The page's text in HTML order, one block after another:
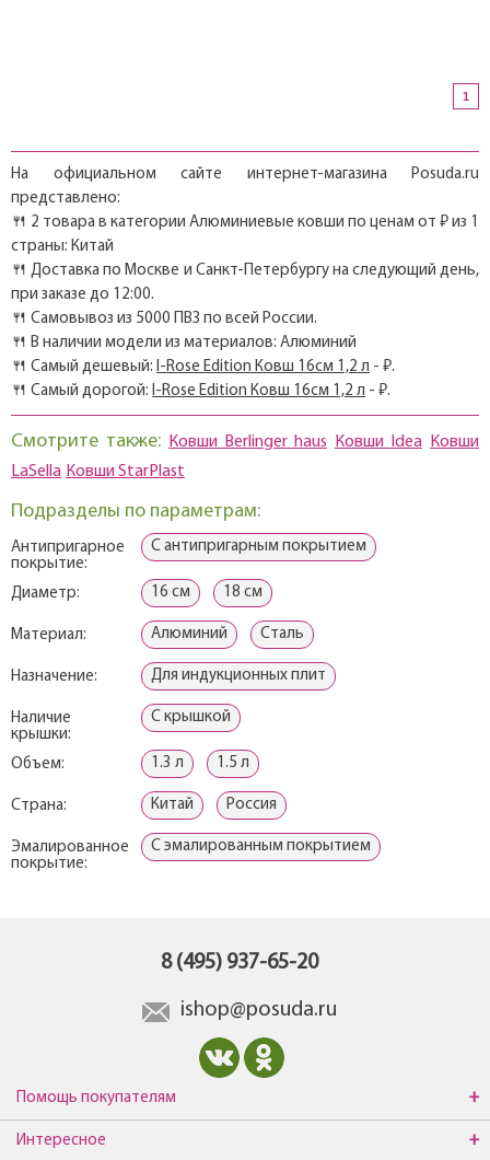
1
На официальном сайте интернет-магазина Posuda.ru
представлено:
🍴 2 товара в категории Алюминиевые ковши по ценам от ₽ из 1
страны: Китай
🍴 Доставка по Москве и Санкт-Петербургу на следующий день,
при заказе до 12:00.
🍴 Самовывоз из 5000 ПВЗ по всей России.
🍴 В наличии модели из материалов: Алюминий
🍴 Самый дешевый: I-Rose Edition Ковш 16см 1,2 л - ₽.
🍴 Самый дорогой: I-Rose Edition Ковш 16см 1,2 л - ₽.
Смотрите также: Ковши Berlinger haus Ковши Idea Ковши
LaSella Ковши StarPlast
Подразделы по параметрам:
Антипригарное
покрытие:
С антипригарным покрытием
Диаметр: 16 см 18 см
Материал: Алюминий Сталь
Назначение: Для индукционных плит
Наличие
крышки:
С крышкой
Объем: 1.3 л 1.5 л
Страна: Китай Россия
Эмалированное
покрытие:
С эмалированным покрытием
8 (495) 937-65-20
ishop@posuda.ru
Помощь покупателям
Интересное